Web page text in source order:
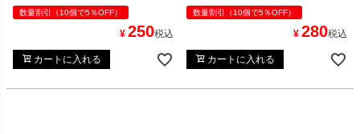
数量割引（10個で5％OFF）
¥ 250税込
カートに入れる
数量割引（10個で5％OFF）
¥ 280税込
カートに入れる